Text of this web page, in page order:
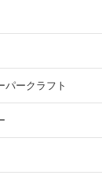
パークラフト